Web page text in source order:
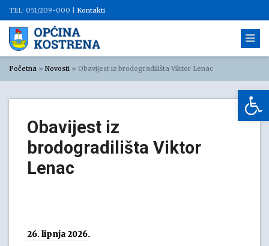
TEL: 051/209-000 | Kontakti
Početna » Novosti » Obavijest iz brodogradilišta Viktor Lenac
Obavijest iz
brodogradilišta Viktor
Lenac
26. lipnja 2026.